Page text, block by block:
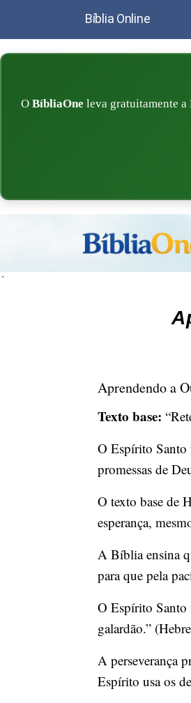
Bíblia Online
O BíbliaOne leva gratuitamente a
´
Aprendendo a
Texto base:
O Espírito Santo
promessas de
O texto base de
esperança,
A Bíblia ensina
para que pela
O Espírito Santo
galardão.”
A perseverança
Espírito usa os